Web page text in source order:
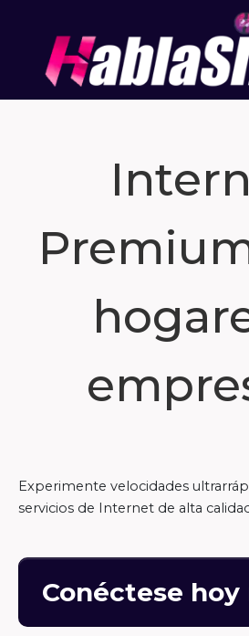
Experimente velocidades
servicios de Internet de alta
Conéctese hoy